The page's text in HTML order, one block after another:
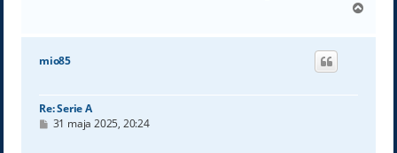
g
mio85
Re: Serie A
P31 maja 2025, 20:24